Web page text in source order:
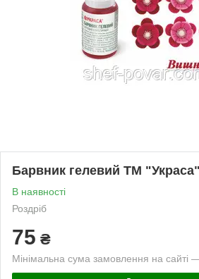
Барвник гелевий ТМ
В наявності
Роздріб
75 ₴
Мінімальна сума замовлення на сайті